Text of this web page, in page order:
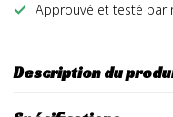
Approuvé et testé par
Description du